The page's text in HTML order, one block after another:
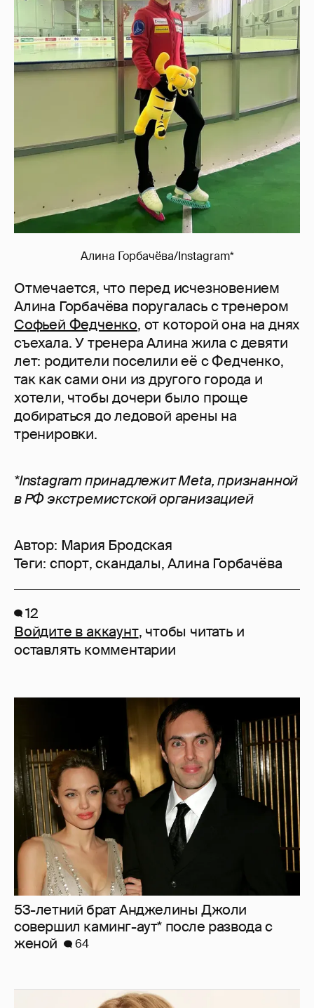
Алина Горбачёва/Instagram*
Отмечается, что перед исчезновением
Алина Горбачёва поругалась с тренером
Софьей Федченко, от которой она на днях
съехала. У тренера Алина жила с девяти
лет: родители поселили её с Федченко,
так как сами они из другого города и
хотели, чтобы дочери было проще
добираться до ледовой арены на
тренировки.
*Instagram принадлежит Meta, признанной
в РФ экстремистской организацией
Автор: Мария Бродская
Теги: спорт,скандалы,Алина Горбачёва
12
Войдите в аккаунт, чтобы читать и
оставлять комментарии
53-летний брат Анджелины Джоли
совершил каминг-аут* после развода с
женой
64